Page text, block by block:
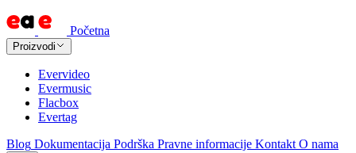
Početna
Proizvodi
Evervideo
Evermusic
Flacbox
Evertag
Blog Dokumentacija Podrška Pravne informacije Kontakt O nama